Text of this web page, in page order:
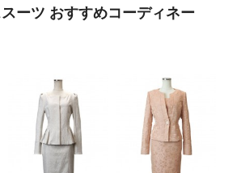
ーツ おすすめコーディネー